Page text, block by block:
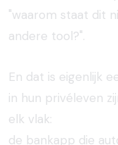
"waarom staat dit
andere tool?".
En dat is eigenlijk
in hun privéleven
elk vlak:
de bankapp die